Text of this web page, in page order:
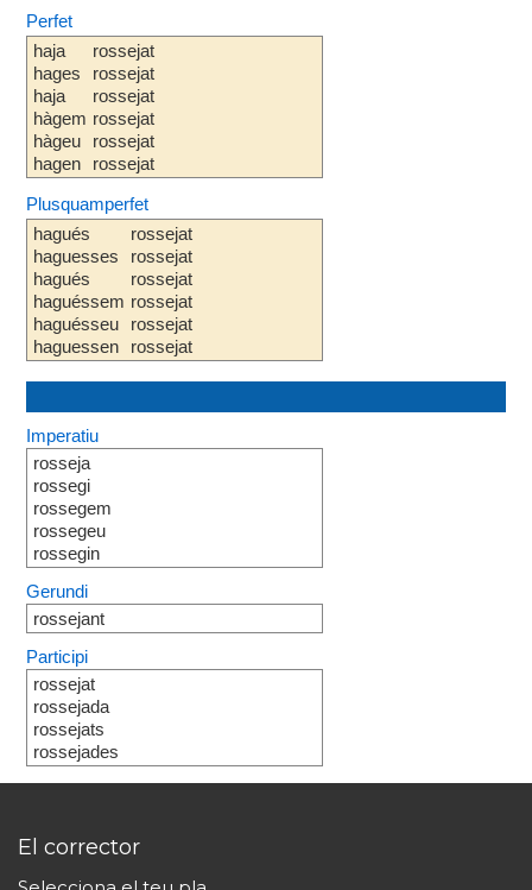
Perfet
haja
hages
haja
hàgem
hàgeu
hagen
rossejat
rossejat
rossejat
rossejat
rossejat
rossejat
Plusquamperfet
hagués
haguesses
hagués
haguéssem
haguésseu
haguessen
rossejat
rossejat
rossejat
rossejat
rossejat
rossejat
Imperatiu
rosseja
rossegi
rossegem
rossegeu
rossegin
Gerundi
rossejant
Participi
rossejat
rossejada
rossejats
rossejades
El corrector